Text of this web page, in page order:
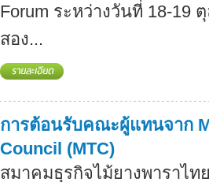
Forum ระหว่างวันที่ 18-19
สอง...
การต้อนรับคณะผู้แทนจาก
Council (MTC)
สมาคมธุรกิจไม้ยางพาราไท